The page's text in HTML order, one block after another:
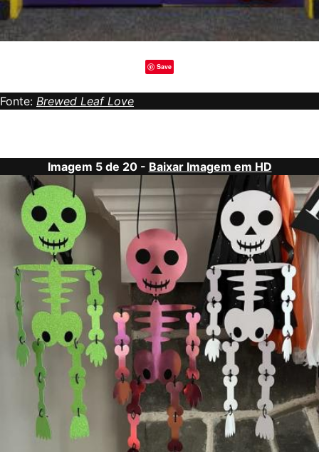
Save
Fonte: Brewed Leaf Love
Imagem 5 de 20 - Baixar Imagem em HD